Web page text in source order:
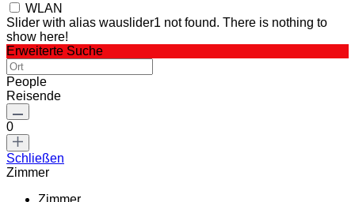
WLAN
Slider with alias wauslider1 not found. There is nothing to
show here!
Erweiterte Suche
People
Reisende
0
Schließen
Zimmer
Zimmer